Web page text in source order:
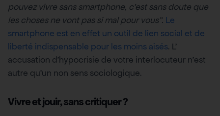
pouvez vivre sans smartphone, c’est sans doute que
les choses ne vont pas si mal pour vous”. Le
smartphone est en effet un outil de lien social et de
liberté indispensable pour les moins aisés. L’
accusation d’hypocrisie de votre interlocuteur n’est
autre qu’un non sens sociologique.
Vivre et jouir, sans critiquer ?